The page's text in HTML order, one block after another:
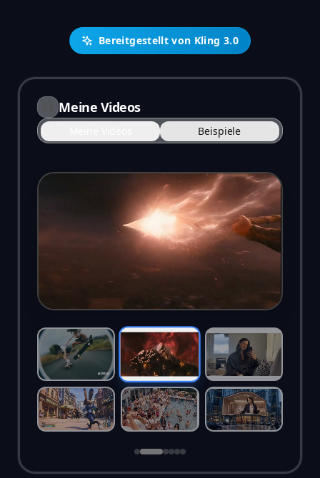
Bereitgestellt von Kling 3.0
Meine Videos
Beispiele